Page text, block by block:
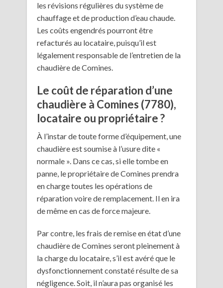
les révisions régulières du système de
chauffage et de production d’eau chaude.
Les coûts engendrés pourront être
refacturés au locataire, puisqu’il est
légalement responsable de l’entretien de la
chaudière de Comines.
Le coût de réparation d’une
chaudière à Comines (7780),
locataire ou propriétaire ?
À l’instar de toute forme d’équipement, une
chaudière est soumise à l’usure dite «
normale ». Dans ce cas, si elle tombe en
panne, le propriétaire de Comines prendra
en charge toutes les opérations de
réparation voire de remplacement. Il en ira
de même en cas de force majeure.
Par contre, les frais de remise en état d’une
chaudière de Comines seront pleinement à
la charge du locataire, s’il est avéré que le
dysfonctionnement constaté résulte de sa
négligence. Soit, il n’aura pas organisé les